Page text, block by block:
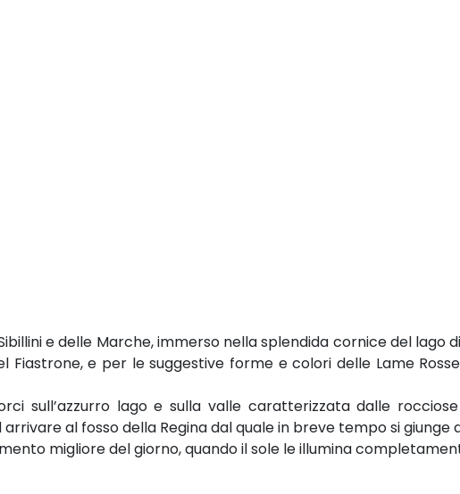
e delle Marche, immerso nella splendida cornice del lago
e per le suggestive forme e colori delle Lame
sull’azzurro lago e sulla valle caratterizzata dalle
al fosso della Regina dal quale in breve tempo si giunge
migliore del giorno, quando il sole le illumina